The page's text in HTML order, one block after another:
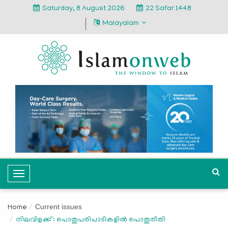
Saturday, 8 August 2026
22 Safar 1448
Malayalam
T
o
g
l
Home Current issues
നിലവിളക്ക് : പൊതുപരിപാടികളില്‍ പൊതുരീതി